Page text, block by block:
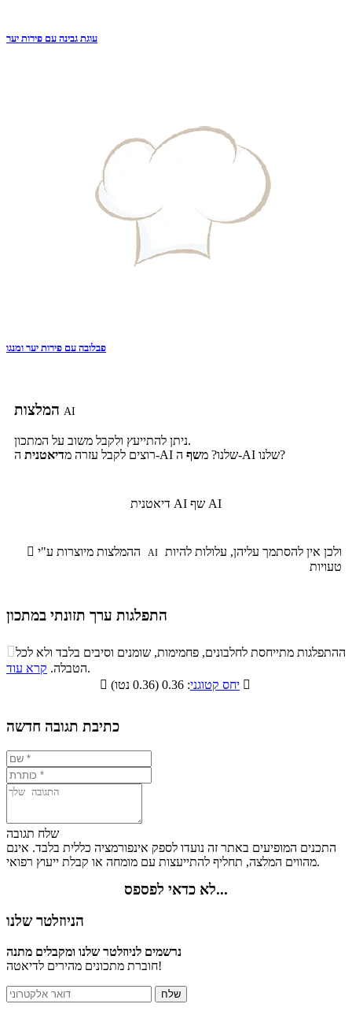
עוגת גבינה עם פירות יער
פבלובה עם פירות יער ומנגו
AI
ניתן להתייעץ ולקבל משוב על המתכון.
רוצים לקבל עזרה מדיאטנית ה-AI שלנו? משף ה-AI שלנו?
דיאטנית AI שף AI
 AI
טעויות
התפלגות ערך תזונתי במתכון
התפלגות ערך תזונתי במתכון
סיבים
תזונתיים
שומנים חלבונים
10.3%
ההתפלגות מתייחסת לחלבונים, פחמימות, שומנים וסיבים בלבד ולא לכל
הטבלה. קרא עוד
.

יחס קטוגני 
כתיבת תגובה חדשה
שלח תגובה
התכנים המופיעים באתר זה נועדו לספק אינפורמציה כללית בלבד. אינם
מהווים המלצה, תחליף להתייעצות עם מומחה או קבלת ייעוץ רפואי.
לא כדאי לפספס...
הניוזלטר שלנו
נרשמים לניוזלטר שלנו ומקבלים מתנה
חוברת מתכונים מהירים לדיאטה!